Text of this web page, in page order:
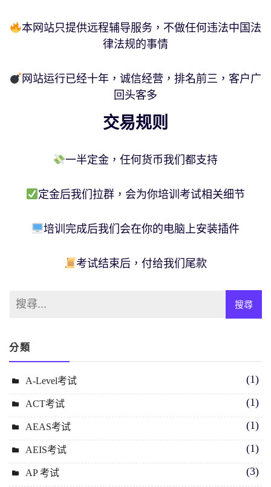
本网站只提供远程辅导服务，不做任何违法中国法
律法规的事情
网站运行已经十年，诚信经营，排名前三，客户广
回头客多
交易规则
一半定金，任何货币我们都支持
定金后我们拉群，会为你培训考试相关细节
培训完成后我们会在你的电脑上安装插件
考试结束后，付给我们尾款
分類
A-Level考试 (1)
ACT考试 (1)
AEAS考试 (1)
AEIS考试 (1)
AP 考试 (3)